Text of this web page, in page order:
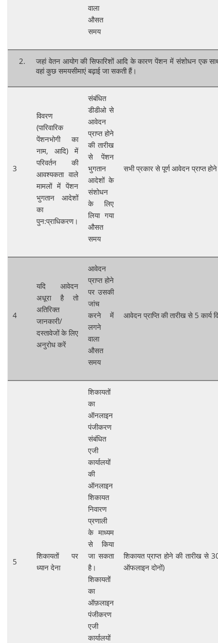
वाला
औसत
समय
जहां वेतन आयोग की सिफारिशों आदि के कारण पेंशन में संशोधन एक साथ
वहां कुछ समयसीमाएं बढ़ाई जा सकती हैं।
3
विवरण
(पारिवारिक
पेंशनभोगी का
नाम, आदि) में
परिवर्तन की
आवश्यकता वाले
मामलों में पेंशन
भुगतान आदेशों
का
पुन:प्राधिकरण।
संबंधित
डीडीओ से
आवेदन
प्राप्त होने
की तारीख
से पेंशन
भुगतान
आदेशों के
संशोधन
के लिए
लिया गया
औसत
समय
सभी प्रकार से पूर्ण आवेदन प्राप्त
4
यदि आवेदन
अधूरा है तो
अतिरिक्त
जानकारी/
दस्तावेजों के लिए
अनुरोध करें
आवेदन
प्राप्त होने
पर उसकी
जांच
करने में
लगने
वाला
औसत
समय
आवेदन प्राप्ति की तारीख से 5 कार्य
5
शिकायतों पर
ध्यान देना
शिकायतों
का
ऑनलाइन
पंजीकरण
संबंधित
एजी
कार्यालयों
की
ऑनलाइन
शिकायत
निवारण
प्रणाली
के माध्यम
से किया
जा सकता
है।
शिकायतों
का
ऑफ़लाइन
पंजीकरण
एजी
कार्यालयों
शिकायत प्राप्त होने की तारीख से
ऑफलाइन दोनों)